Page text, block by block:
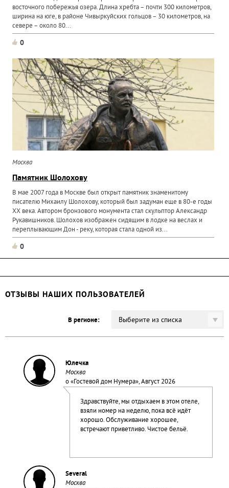
восточного побережья озера. Длина хребта – почти 300 километров,
ширина на юге, в районе Чивыркуйских гольцов – 30 километров, на
севере – около 80...
0
Москва
Памятник Шолохову
В мае 2007 года в Москве был открыт памятник знаменитому
писателю Михаилу Шолохову, который был задуман еще в 80-е годы
XX века. Автором бронзового монумента стал скульптор Александр
Рукавишников. Шолохов изображен сидящим в лодке на веслах и
переплывающим Дон - реку, которая стала одной из...
0
ОТЗЫВЫ НАШИХ ПОЛЬЗОВАТЕЛЕЙ
В регионе: Выберите из списка
Юлечка
Москва
о «Гостевой дом Нумера», Август 2026
Здравствуйте, мы отдыхаем в этом отеле,
взяли номер на неделю, пока всё идёт
хорошо. Обслуживание хорошее,
встречают приветливо. Чистое бельё.
Several
Москва